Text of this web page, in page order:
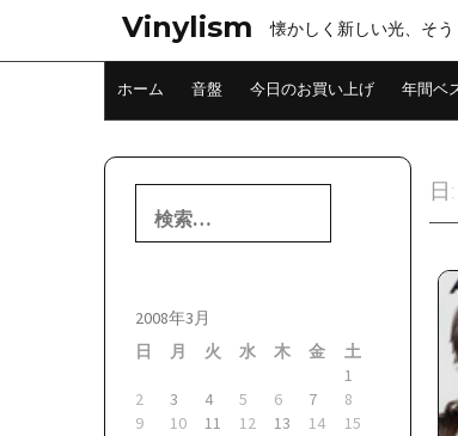
テ
Vinylism 懐かしく新しい光、そ
ホーム 音盤 今日のお買い上げ 年間ベ
日:
索:
2008年3月
日
月 火 水 木 金
土
1
2
3 4 5 6 7
8
9
10 11 12 13 14
15